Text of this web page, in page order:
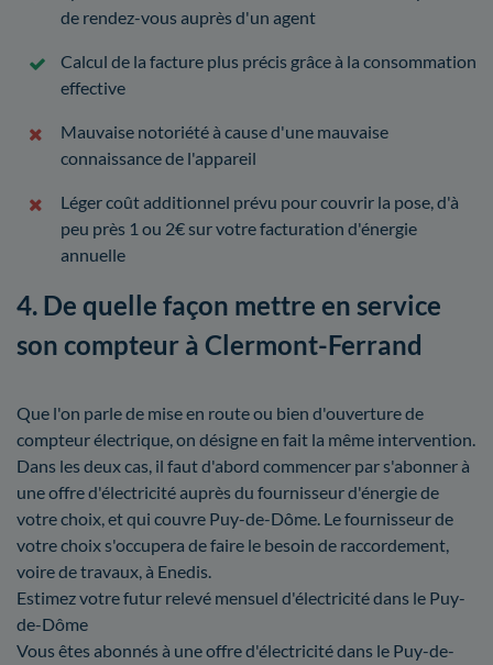
de rendez-vous auprès d'un agent
Calcul de la facture plus précis grâce à la consommation
effective
Mauvaise notoriété à cause d'une mauvaise
connaissance de l'appareil
Léger coût additionnel prévu pour couvrir la pose, d'à
peu près 1 ou 2€ sur votre facturation d'énergie
annuelle
4. De quelle façon mettre en service
son compteur à Clermont-Ferrand
Que l'on parle de mise en route ou bien d'ouverture de
compteur électrique, on désigne en fait la même intervention.
Dans les deux cas, il faut d'abord commencer par s'abonner à
une offre d'électricité auprès du fournisseur d'énergie de
votre choix, et qui couvre Puy-de-Dôme. Le fournisseur de
votre choix s'occupera de faire le besoin de raccordement,
voire de travaux, à Enedis.
Estimez votre futur relevé mensuel d'électricité dans le Puy-
de-Dôme
Vous êtes abonnés à une offre d'électricité dans le Puy-de-